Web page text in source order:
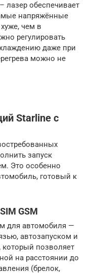
обеспечивает
напряжённые
чем в
регулировать
даже при
можно не
Starline с
запуск
Это особенно
готовый к
GSM
для автомобиля —
автозапуском и
позволяет
на расстоянии до
(брелок,